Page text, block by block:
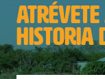
HISTORIA